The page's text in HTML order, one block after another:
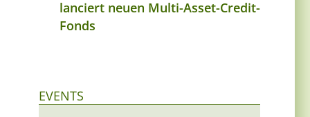
lanciert neuen Multi-Asset-Credit-
Fonds
EVENTS